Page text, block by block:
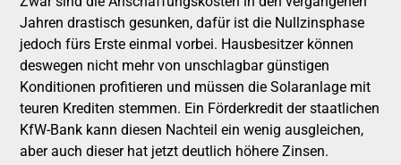
Jahren drastisch gesunken, dafür ist die Nullzinsphase
jedoch fürs Erste einmal vorbei. Hausbesitzer können
deswegen nicht mehr von unschlagbar günstigen
Konditionen profitieren und müssen die Solaranlage mit
teuren Krediten stemmen. Ein Förderkredit der staatlichen
KfW-Bank kann diesen Nachteil ein wenig ausgleichen,
aber auch dieser hat jetzt deutlich höhere Zinsen.